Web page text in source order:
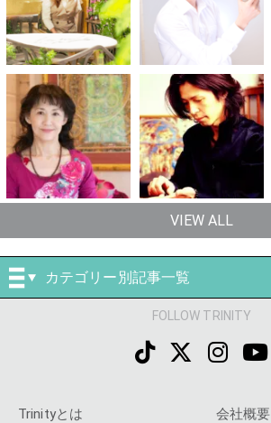
VIEW ALL
カテゴリー別記事一覧
FOLLOW TRINITY
Trinityとは 会社概要